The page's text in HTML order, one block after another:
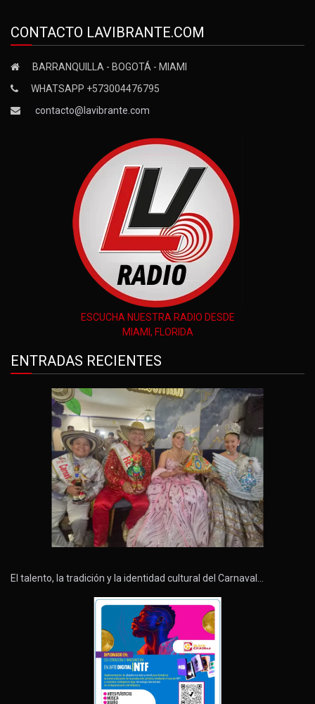
CONTACTO LAVIBRANTE.COM
BARRANQUILLA - BOGOTÁ - MIAMI
WHATSAPP +573004476795
contacto@lavibrante.com
ESCUCHA NUESTRA RADIO DESDE
MIAMI, FLORIDA
ENTRADAS RECIENTES
El talento, la tradición y la identidad cultural del Carnaval…